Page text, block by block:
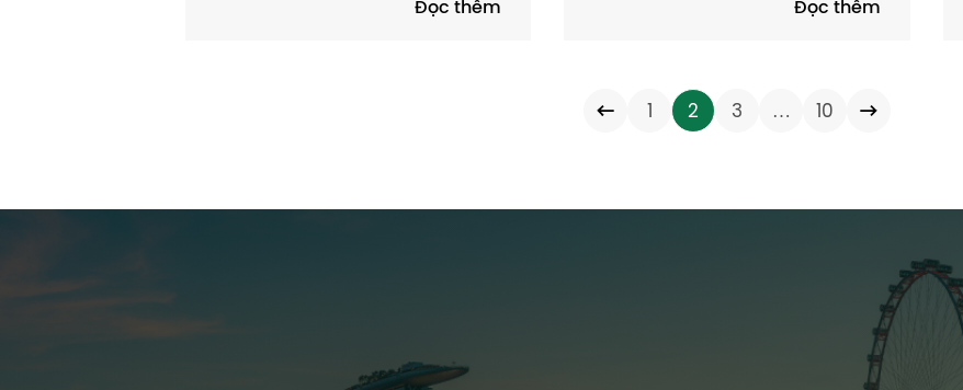
cùng doanh nghiệp trong chặng
Đọc thêm
Trong không khí nghiêm túc và
đã tổ chức cuộc họp Quý IV/2025
nhằm tổng...
Đọc thêm
1 2 3 … 10